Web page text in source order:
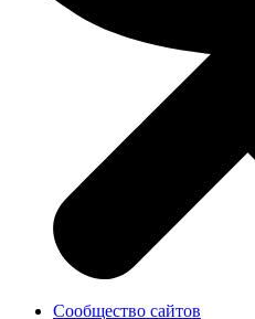
Сообщество сайтов